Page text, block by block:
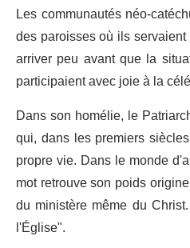
Les communautés néo-
des paroisses où ils
arriver peu avant que la
participaient avec joie à la
Dans son homélie, le
qui, dans les premiers
propre vie. Dans le monde
mot retrouve son poids
du ministère même du
l'Église".